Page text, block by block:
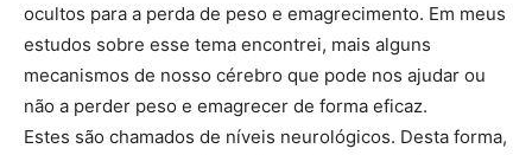
ocultos para a perda de peso e emagrecimento. Em meus
estudos sobre esse tema encontrei, mais alguns
mecanismos de nosso cérebro que pode nos ajudar ou
não a perder peso e emagrecer de forma eficaz.
Estes são chamados de níveis neurológicos. Desta forma,